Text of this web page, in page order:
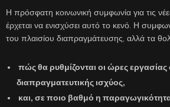
Η πρόσφατη κοινωνική συμφωνία για τις
έρχεται να ενισχύσει αυτό το κενό. Η
του πλαισίου διαπραγμάτευσης, αλλά τα
πώς θα ρυθμίζονται οι ώρες
διαπραγματευτικής ισχύος,
και, σε ποιο βαθμό η